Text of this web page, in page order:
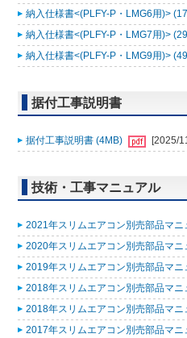
納入仕様書<(PLFY-P・LMG6用)>
納入仕様書<(PLFY-P・LMG7用)>
納入仕様書<(PLFY-P・LMG9用)>
据付工事説明書
据付工事説明書 (4MB) [2025/
技術・工事マニュアル
2021年スリムエアコン別売部品マ
2020年スリムエアコン別売部品マ
2019年スリムエアコン別売部品マ
2018年スリムエアコン別売部品マ
2018年スリムエアコン別売部品マ
2017年スリムエアコン別売部品マ